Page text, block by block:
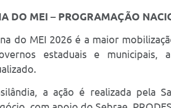
DO MEI – PROGRAMAÇÃO
do MEI 2026 é a maior
estaduais e municipais,
a ação é realizada pela